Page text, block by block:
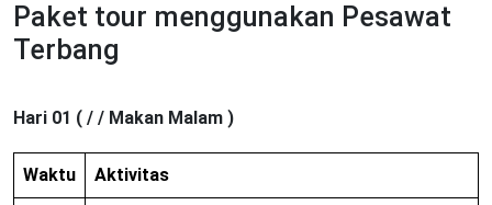
Paket tour menggunakan Pesawat
Terbang
Hari 01 ( / / Makan Malam )
Waktu Aktivitas